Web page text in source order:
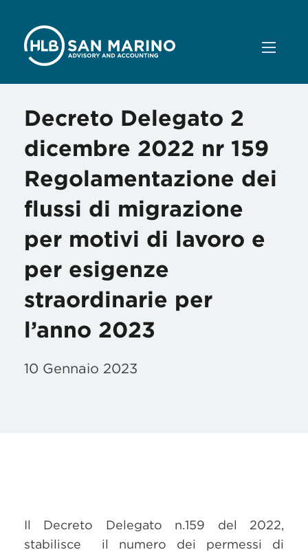
Decreto Delegato 2
dicembre 2022 nr 159
Regolamentazione dei
flussi di migrazione
per motivi di lavoro e
per esigenze
straordinarie per
l’anno 2023
10 Gennaio 2023
Il Decreto Delegato n.159 del 2022,
stabilisce il numero dei permessi di